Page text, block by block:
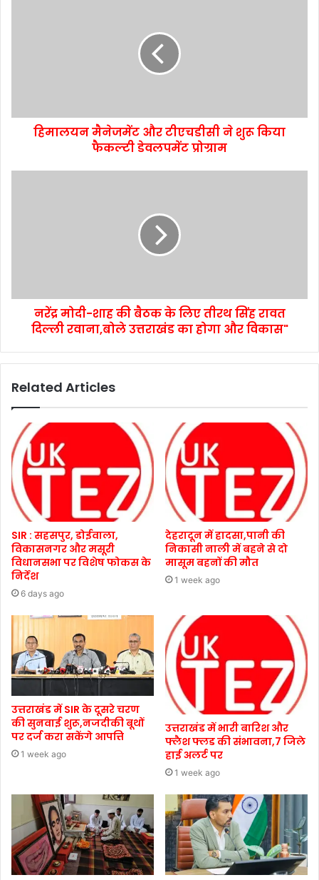
हिमालयन मैनेजमेंट और टीएचडीसी ने शुरू किया
फैकल्टी डेवलपमेंट प्रोग्राम
नरेंद्र मोदी-शाह की बैठक के लिए तीरथ सिंह रावत
दिल्ली रवाना,बोले उत्तराखंड का होगा और विकास"
Related Articles
SIR : सहसपुर, डोईवाला,
विकासनगर और मसूरी
विधानसभा पर विशेष फोकस के
निर्देश
6 days ago
देहरादून में हादसा,पानी की
निकासी नाली में बहने से दो
मासूम बहनों की मौत
1 week ago
उत्तराखंड में SIR के दूसरे चरण
की सुनवाई शुरू,नजदीकी बूथों
पर दर्ज करा सकेंगे आपत्ति
1 week ago
उत्तराखंड में भारी बारिश और
फ्लैश फ्लड की संभावना,7 जिले
हाई अलर्ट पर
1 week ago